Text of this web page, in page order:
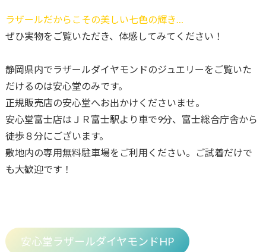
ラザールだからこその美しい七色の輝き…
ぜひ実物をご覧いただき、体感してみてください！
静岡県内でラザールダイヤモンドのジュエリーをご覧いた
だけるのは安心堂のみです。
正規販売店の安心堂へお出かけくださいませ。
安心堂富士店はＪＲ富士駅より車で9分、富士総合庁舎から
徒歩８分にございます。
敷地内の専用無料駐車場をご利用ください。ご試着だけで
も大歓迎です！
安心堂ラザールダイヤモンドHP